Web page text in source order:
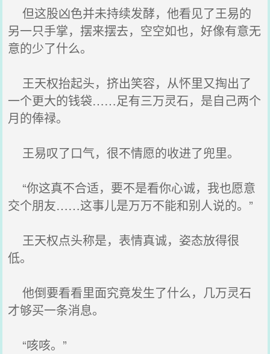
但这股凶色并未持续发酵，他看见了王易的
另一只手掌，摆来摆去，空空如也，好像有意无
意的少了什么。
王天权抬起头，挤出笑容，从怀里又掏出了
一个更大的钱袋……足有三万灵石，是自己两个
月的俸禄。
王易叹了口气，很不情愿的收进了兜里。
“你这真不合适，要不是看你心诚，我也愿意
交个朋友……这事儿是万万不能和别人说的。”
王天权点头称是，表情真诚，姿态放得很
低。
他倒要看看里面究竟发生了什么，几万灵石
才够买一条消息。
“咳咳。”